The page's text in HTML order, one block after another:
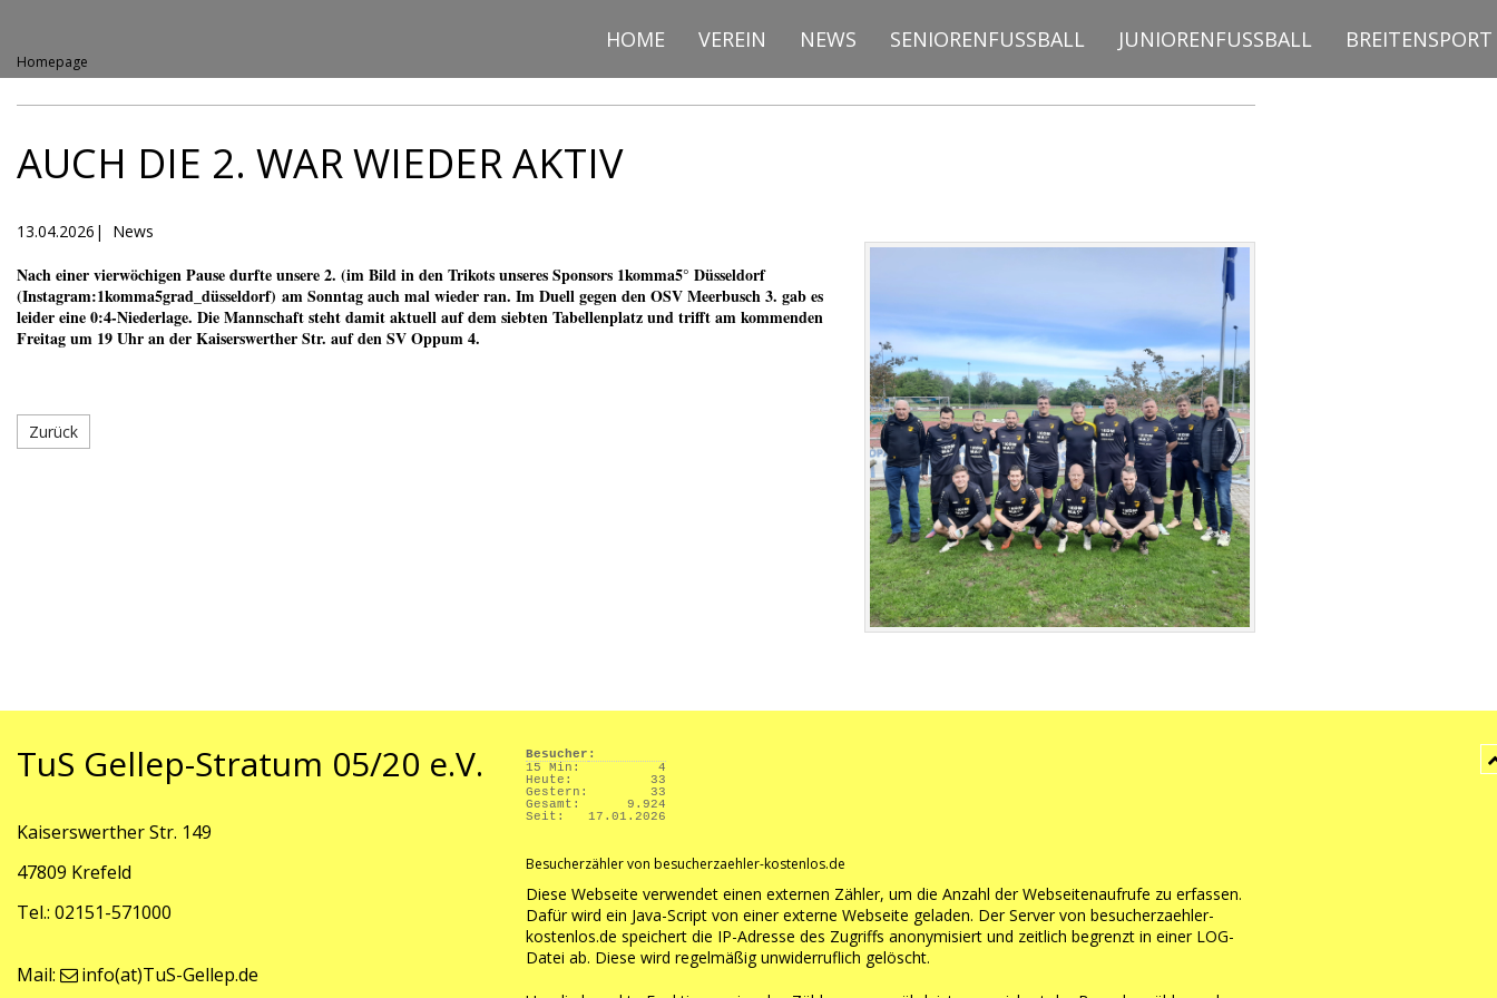
den
Inhalten
TuS
Gellep
05/20
HOME VEREIN NEWS SENIORENFUSSBALL JUNIORENFUSSBALL BREITENSPORT
Homepage
AUCH DIE 2. WAR WIEDER AKTIV
13.04.2026 | News
Nach einer vierwöchigen Pause durfte unsere 2. (im Bild in den Trikots unseres Sponsors 1komma5° Düsseldorf
(Instagram:1komma5grad_düsseldorf) am Sonntag auch mal wieder ran. Im Duell gegen den OSV Meerbusch 3. gab es
leider eine 0:4-Niederlage. Die Mannschaft steht damit aktuell auf dem siebten Tabellenplatz und trifft am kommenden
Freitag um 19 Uhr an der Kaiserswerther Str. auf den SV Oppum 4.
Zurück
TuS Gellep-Stratum 05/20 e.V.
Kaiserswerther Str. 149
47809 Krefeld
Tel.: 02151-571000
Mail: info(at)TuS-Gellep.de
Besucher:
15 Min:
4
Heute:
33
Gestern:
33
Gesamt:
9.924
Seit:
17.01.2026
Besucherzähler von besucherzaehler-kostenlos.de
Diese Webseite verwendet einen externen Zähler, um die Anzahl der Webseitenaufrufe zu erfassen.
Dafür wird ein Java-Script von einer externe Webseite geladen. Der Server von besucherzaehler-
kostenlos.de speichert die IP-Adresse des Zugriffs anonymisiert und zeitlich begrenzt in einer LOG-
Datei ab. Diese wird regelmäßig unwiderruflich gelöscht.